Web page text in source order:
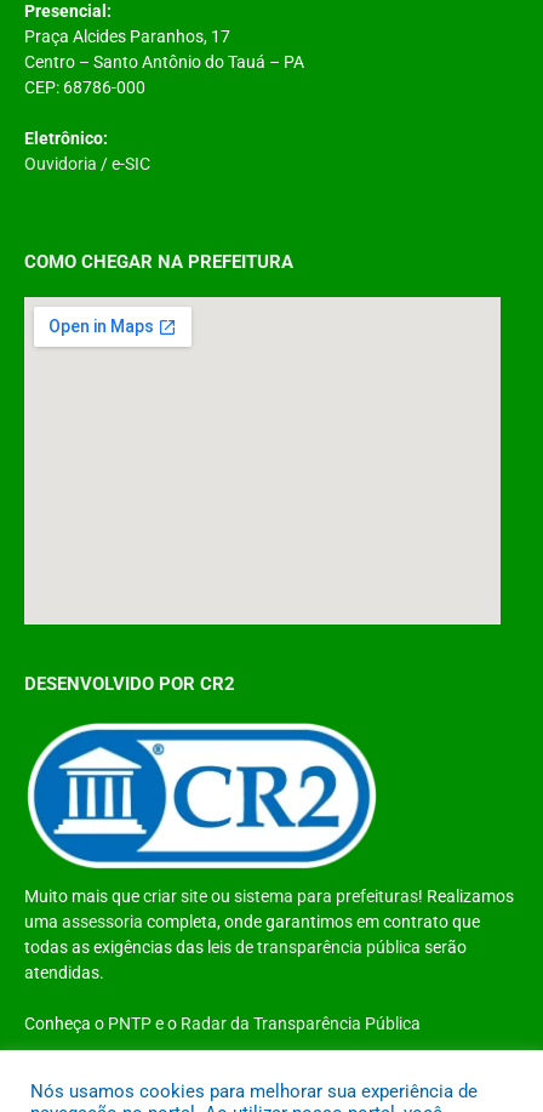
Presencial:
Praça Alcides Paranhos, 17
Centro – Santo Antônio do Tauá – PA
CEP: 68786-000
Eletrônico:
Ouvidoria /e-SIC
COMO CHEGAR NA PREFEITURA
DESENVOLVIDO POR CR2
Muito mais quecriar siteou sistema para prefeituras! Realizamos
uma assessoria completa, onde garantimos em contrato que
todas as exigências das leis de transparência pública serão
atendidas.
Conheça o PNTPe o Radar da Transparência Pública
Nós usamos cookies para melhorar sua experiência de